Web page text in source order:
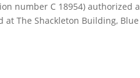
number C 18954) authorized
The Shackleton Building, Blue